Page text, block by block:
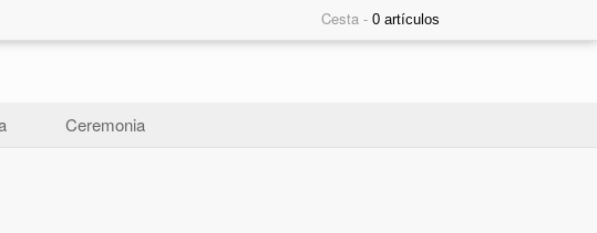
Cesta -
Ceremonia